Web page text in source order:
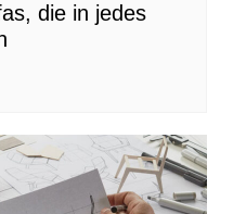
die in jedes